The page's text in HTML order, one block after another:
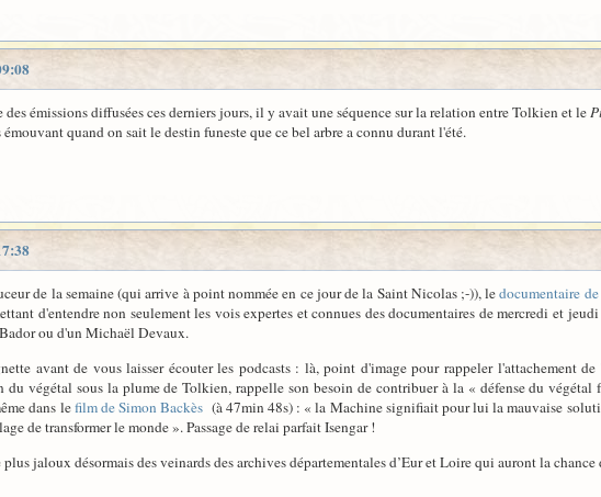
des émissions diffusées ces derniers jours, il y avait une séquence sur la relation entre Tolkien et le
quand on sait le destin funeste que ce bel arbre a connu durant l'été.
de la semaine (qui arrive à point nommée en ce jour de la Saint Nicolas ;-)), ledocumentaire
d'entendre non seulement les vois expertes et connues des documentaires de mercredi et
ou d'un Michaël Devaux.
avant de vous laisser écouter les podcasts : là, point d'image pour rappeler l'attachement
du végétal sous la plume de Tolkien, rappelle son besoin de contribuer à la « défense du
dans lefilm de Simon Backès (à 47min 48s) : « la Machine signifiait pour lui la mauvaise
de transformer le monde ». Passage de relai parfait Isengar !
plus jaloux désormais des veinards des archives départementales d’Eur et Loire qui auront la chance